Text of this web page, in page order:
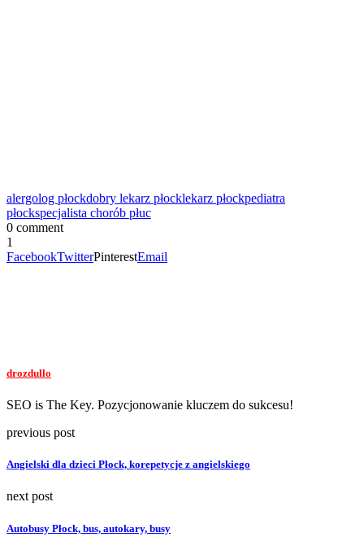
alergolog płockdobry lekarz płocklekarz płockpediatra
płockspecjalista chorób płuc
0 comment
1
FacebookTwitterPinterestEmail
drozdullo
SEO is The Key. Pozycjonowanie kluczem do sukcesu!
previous post
Angielski dla dzieci Płock, korepetycje z angielskiego
next post
Autobusy Płock, bus, autokary, busy